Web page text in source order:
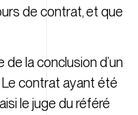
de contrat, et que
la conclusion d’un
Le contrat ayant été
le juge du référé